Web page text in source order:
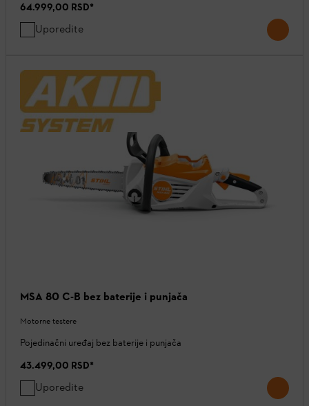
64.999,00 RSD*
Uporedite
MSA 80 C-B bez baterije i punjača
Motorne testere
Pojedinačni uređaj bez baterije i punjača
43.499,00 RSD*
Uporedite